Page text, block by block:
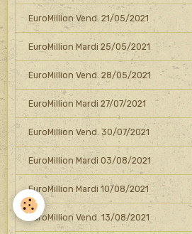
EuroMillion Vend. 21/05/2021
EuroMillion Mardi 25/05/2021
EuroMillion Vend. 28/05/2021
EuroMillion Mardi 27/07/2021
EuroMillion Vend. 30/07/2021
EuroMillion Mardi 03/08/2021
EuroMillion Mardi 10/08/2021
EuroMillion Vend. 13/08/2021